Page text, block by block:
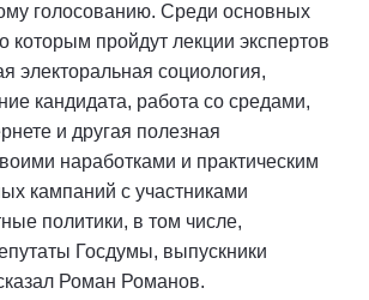
голосованию. Среди основных
которым пройдут лекции экспертов
электоральная социология,
кандидата, работа со средами,
и другая полезная
наработками и практическим
кампаний с участниками
политики, в том числе,
Госдумы, выпускники
Роман Романов.